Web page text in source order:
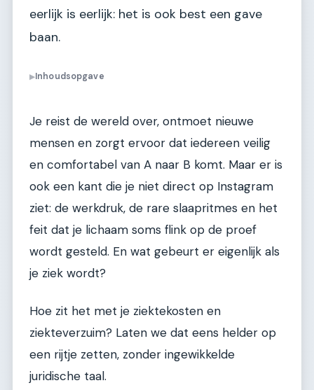
eerlijk is eerlijk: het is ook best een gave
baan.
▶Inhoudsopgave
Je reist de wereld over, ontmoet nieuwe
mensen en zorgt ervoor dat iedereen veilig
en comfortabel van A naar B komt. Maar er is
ook een kant die je niet direct op Instagram
ziet: de werkdruk, de rare slaapritmes en het
feit dat je lichaam soms flink op de proef
wordt gesteld. En wat gebeurt er eigenlijk als
je ziek wordt?
Hoe zit het met je ziektekosten en
ziekteverzuim? Laten we dat eens helder op
een rijtje zetten, zonder ingewikkelde
juridische taal.